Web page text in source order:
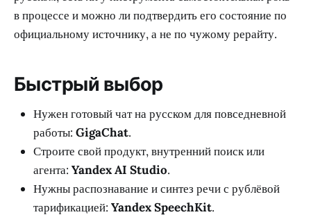
в процессе и можно ли подтвердить его состояние по
официальному источнику, а не по чужому рерайту.
Быстрый выбор
Нужен готовый чат на русском для повседневной
работы: GigaChat.
Строите свой продукт, внутренний поиск или
агента: Yandex AI Studio.
Нужны распознавание и синтез речи с рублёвой
тарификацией: Yandex SpeechKit.